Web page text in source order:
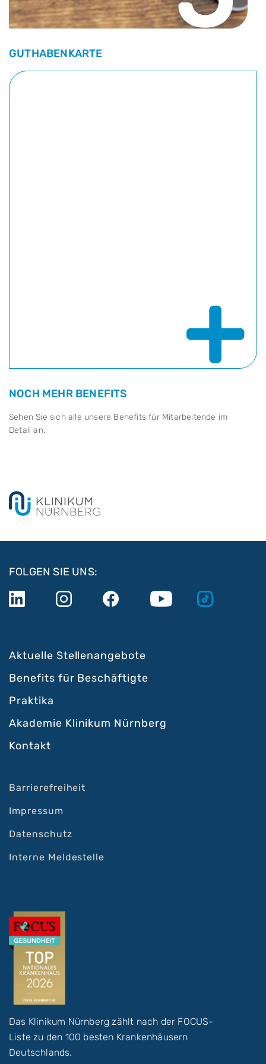
GUTHABENKARTE
+
NOCH MEHR BENEFITS
Sehen Sie sich alle unsere Benefits für Mitarbeitende im
Detail an.
FOLGEN SIE UNS:
Aktuelle Stellenangebote
Benefits für Beschäftigte
Praktika
Akademie Klinikum Nürnberg
Kontakt
Barrierefreiheit
Impressum
Datenschutz
Interne Meldestelle
Das Klinikum Nürnberg zählt nach der FOCUS-
Liste zu den 100 besten Krankenhäusern
Deutschlands.